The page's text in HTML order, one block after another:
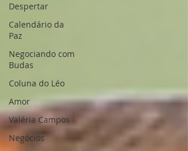
Despertar
Calendário da
Paz
Negociando com
Budas
Coluna do Léo
Amor
Valéria Campos
Negócios